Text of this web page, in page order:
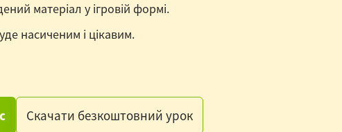
матеріал у ігровій формі.
насиченим і цікавим.
Скачати безкоштовний урок